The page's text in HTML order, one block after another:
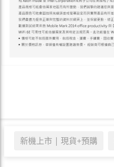
新機上市 | 現貨+預購